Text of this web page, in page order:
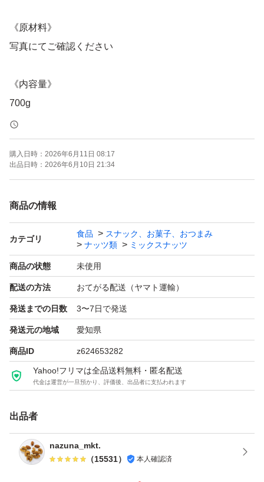
《原材料》
写真にてご確認ください
《内容量》
700g
《賞味期限》
ご注文より約150日
(画像の賞味期限はサンプルになります。ご注文を受けて
《コメント》
アメリカ産ノンパレル種の素焼きアーモンド、ベトナム産
の深煎りカシューナッツのミックスナッツです♪
通常より深煎りで香ばしいカシューナッツを使用しており
ます^ ^
3種ミックスナッツのくるみはいらないから、カシューナ
ッツをいっぱい食べたいあなたに
★全てご注文いただいてから袋詰いたしますので、新鮮な
★チャック付き袋でのお届けですので、保存にも便利！
★ドライフルーツとナッツのミックスは発送日の袋詰めで
もナッツがしけてしまう可能性がございます。ご理解・ご
購入日時： 2026年6月11日 08:17
出品日時： 2026年6月10日 21:34
商品の情報
カテゴリ
食品
スナック、お菓子、おつまみ
ナッツ類
ミックスナッツ
商品の状態 未使用
配送の方法 おてがる配送（ヤマト運輸）
発送までの日数 3〜7日で発送
発送元の地域 愛知県
商品ID z624653282
Yahoo!フリマは全品送料無料・匿名配送
代金は運営が一旦預かり、評価後、出品者に支払われます
出品者
nazuna_mkt.
（15531） 本人確認済